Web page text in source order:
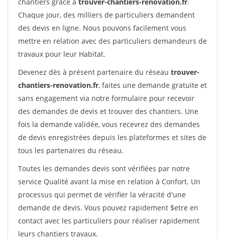
Chaque jour, des milliers de particuliers demandent
des devis en ligne. Nous pouvons facilement vous
mettre en relation avec des particuliers demandeurs de
travaux pour leur Habitat.
Devenez dès à présent partenaire du réseau trouver-
chantiers-renovation.fr, faites une demande gratuite et
sans engagement via notre formulaire pour recevoir
des demandes de devis et trouver des chantiers. Une
fois la demande validée, vous recevrez des demandes
de devis enregistrées depuis les plateformes et sites de
tous les partenaires du réseau.
Toutes les demandes devis sont vérifiées par notre
service Qualité avant la mise en relation à Confort. Un
processus qui permet de vérifier la véracité d'une
demande de devis. Vous pouvez rapidement $etre en
contact avec les particuliers pour réaliser rapidement
leurs chantiers travaux.